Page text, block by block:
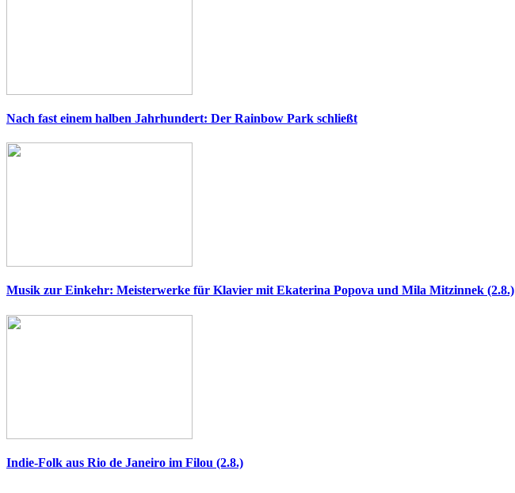
Nach fast einem halben Jahrhundert: Der Rainbow Park schließt
Musik zur Einkehr: Meisterwerke für Klavier mit Ekaterina Popova und Mila Mitzinnek (2.8.)
Indie-Folk aus Rio de Janeiro im Filou (2.8.)